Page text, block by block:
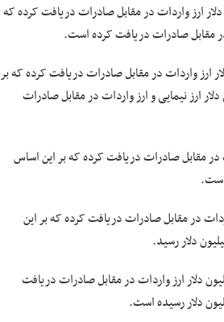
و تجهیزات تولید نیز یک میلیارد و ۲۴۹ میلیون دلار ارز واردات در مقابل صادرات دریافت کرده که
و الکترونیک در مدت یاد شده ۲۴۰ میلیون دلار ارز واردات در مقابل صادرات دریافت کرده که بر
از صنعت در مجموع ۲ میلیارد و ۲۵۹ میلیون دلار ارز نیمایی و ارز واردات در مقابل صادرات
میلیون دلار ارز واردات در مقابل صادرات دریافت کرده که بر این اساس
مدت ۵۸۱ میلیون دلار ارز واردات در مقابل صادرات دریافت کرده که بر این
صنعت نیز در مدت یاد شده یک میلیارد و ۶۱۶ میلیون دلار ارز واردات در مقابل صادرات دریافت